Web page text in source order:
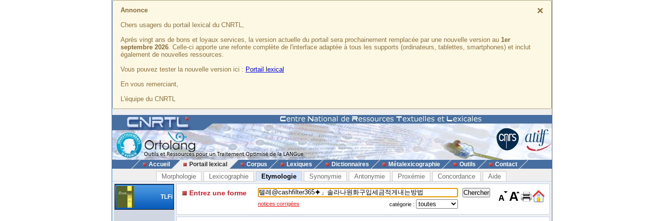
×
Annonce
Chers usagers du portail lexical du CNRTL,
Après vingt ans de bons et loyaux services, la version actuelle du portail sera prochainement remplacée par une nouvelle version au 1er
septembre 2026. Celle-ci apporte une refonte complète de l'interface adaptée à tous les supports (ordinateurs, tablettes, smartphones) et inclut
également de nouvelles ressources.
Vous pouvez tester la nouvelle version ici : Portail lexical
En vous remerciant,
L'équipe du CNRTL
Accueil Portail lexical Corpus Lexiques Dictionnaires Métalexicographie Outils Contact
Morphologie Lexicographie Etymologie Synonymie Antonymie Proxémie Concordance Aide
TLFi Entrez une forme
notices corrigées catégorie :